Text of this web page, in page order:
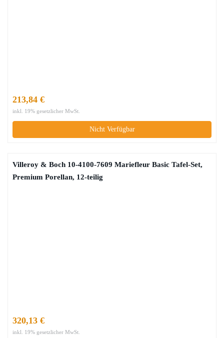
213,84 €
inkl. 19% gesetzlicher MwSt.
Nicht Verfügbar
Villeroy & Boch 10-4100-7609 Mariefleur Basic Tafel-Set,
Premium Porellan, 12-teilig
320,13 €
inkl. 19% gesetzlicher MwSt.